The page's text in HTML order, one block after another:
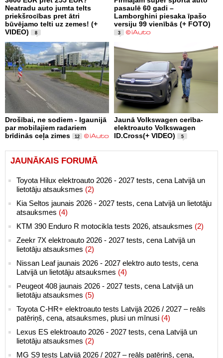
Neatradu auto jumta telts
priekšrocības pret ātri
būvējamo telti uz zemes! (+
VIDEO)
8
pasaulē 60 gadi –
Lamborghini piesaka īpašo
versiju 99 vienībās (+ FOTO)
3
Drošībai, ne sodiem - Igaunijā
par mobilajiem radariem
brīdinās ceļa zimes
12
Jaunā Volkswagen cerība-
elektroauto Volkswagen
ID.Cross(+ VIDEO)
5
JAUNĀKAIS FORUMĀ
Toyota Hilux elektroauto 2026 - 2027 tests, cena Latvijā un
lietotāju atsauksmes (2)
Kia Seltos jaunais 2026 - 2027 tests, cena Latvijā un lietotāju
atsauksmes (4)
KTM 390 Enduro R motocikla tests 2026, atsauksmes (2)
Zeekr 7X elektroauto 2026 - 2027 tests, cena Latvijā un
lietotāju atsauksmes (2)
Nissan Leaf jaunais 2026 - 2027 elektro auto tests, cena
Latvijā un lietotāju atsauksmes (4)
Peugeot 408 jaunais 2026 - 2027 tests, cena Latvijā un
lietotāju atsauksmes (5)
Toyota C-HR+ elektroauto tests Latvijā 2026 / 2027 – reāls
patēriņš, cena, atsauksmes, plusi un mīnusi (4)
Lexus ES elektroauto 2026 - 2027 tests, cena Latvijā un
lietotāju atsauksmes (2)
MG S9 tests Latvijā 2026 / 2027 – reāls patēriņš, cena,